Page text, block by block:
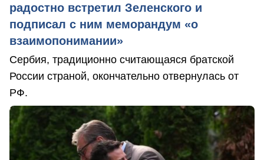
радостно встретил Зеленского и
подписал с ним меморандум «о
взаимопонимании»
Сербия, традиционно считающаяся братской
России страной, окончательно отвернулась от
РФ.